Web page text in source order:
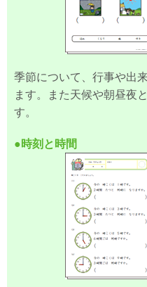
季節について、行事や出
ます。また天候や朝昼夜
す。
●時刻と時間